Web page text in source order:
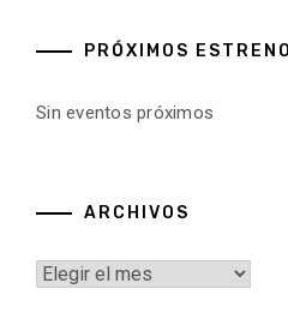
PRÓXIMOS
Sin eventos próximos
ARCHIVOS
Archivos